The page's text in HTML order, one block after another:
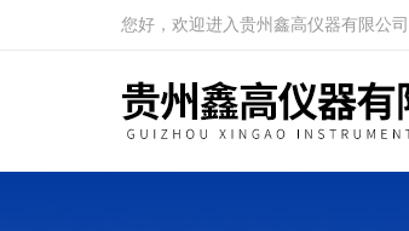
您好，欢迎进入贵州鑫高仪器有限公司